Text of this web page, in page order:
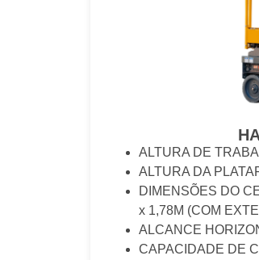
ALTURA DE
ALTURA DA
DIMENSÕES DO
x 1,78M (COM
ALCANCE
CAPACIDADE DE